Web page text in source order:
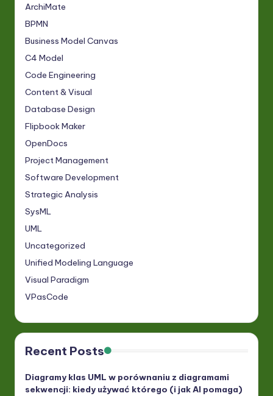
ArchiMate
BPMN
Business Model Canvas
C4 Model
Code Engineering
Content & Visual
Database Design
Flipbook Maker
OpenDocs
Project Management
Software Development
Strategic Analysis
SysML
UML
Uncategorized
Unified Modeling Language
Visual Paradigm
VPasCode
Recent Posts
Diagramy klas UML w porównaniu z diagramami
sekwencji: kiedy używać którego (i jak AI pomaga)